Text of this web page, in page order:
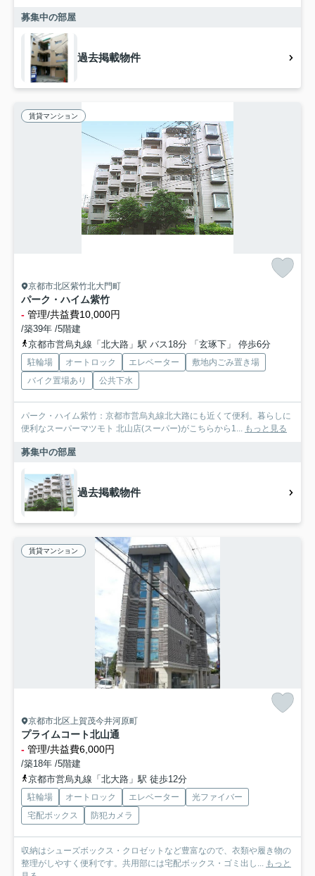
募集中の部屋
過去掲載物件
賃貸マンション
京都市北区紫竹北大門町
パーク・ハイム紫竹
- 管理/共益費10,000円
/築39年 /5階建
京都市営烏丸線「北大路」駅 バス18分 「玄琢下」 停歩6分
駐輪場 オートロック エレベーター
敷地内ごみ置き場
バイク置場あり
公共下水
パーク・ハイム紫竹：京都市営烏丸線北大路にも近くて便利。暮らしに
便利なスーパーマツモト 北山店(スーパー)がこちらから1...
もっと見る
募集中の部屋
過去掲載物件
賃貸マンション
京都市北区上賀茂今井河原町
プライムコート北山通
- 管理/共益費6,000円
/築18年 /5階建
京都市営烏丸線「北大路」駅 徒歩12分
駐輪場 オートロック エレベーター
光ファイバー
宅配ボックス
防犯カメラ
収納はシューズボックス・クロゼットなど豊富なので、衣類や履き物の
整理がしやすく便利です。共用部には宅配ボックス・ゴミ出し...
もっと